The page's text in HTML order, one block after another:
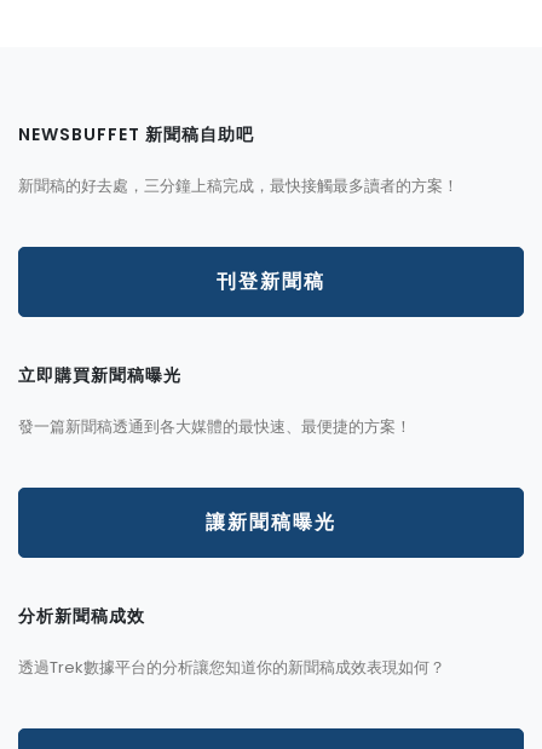
NEWSBUFFET 新聞稿自助吧
新聞稿的好去處，三分鐘上稿完成，最快接觸最多讀者的方案！
刊登新聞稿
立即購買新聞稿曝光
發一篇新聞稿透通到各大媒體的最快速、最便捷的方案！
讓新聞稿曝光
分析新聞稿成效
透過Trek數據平台的分析讓您知道你的新聞稿成效表現如何？